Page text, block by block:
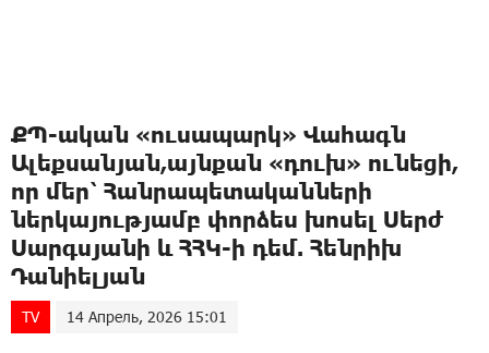
ՔՊ-ական «ուսապարկ» Վահագն
Ալեքսանյան,այնքան «դուխ» ունեցի,
որ մեր՝ Հանրապետականների
ներկայությամբ փորձես խոսել Սերժ
Սարգսյանի և ՀՀԿ-ի դեմ. Հենրիխ
Դանիելյան
TV 14 Апрель, 2026 15:01